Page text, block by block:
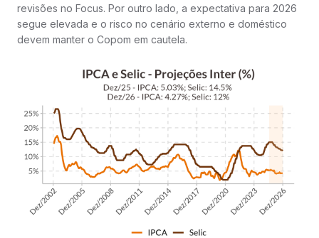
revisões no Focus. Por outro lado, a expectativa para 2026
segue elevada e o risco no cenário externo e doméstico
devem manter o Copom em cautela.